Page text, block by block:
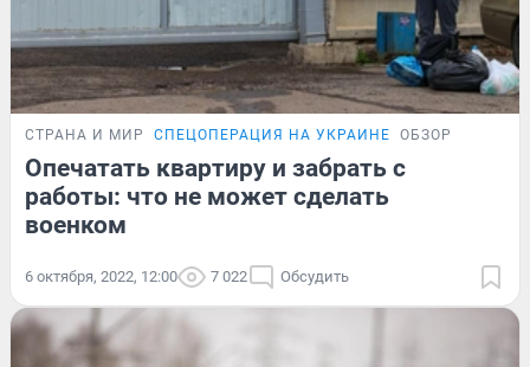
СТРАНА И МИР СПЕЦОПЕРАЦИЯ НА УКРАИНЕ ОБЗОР
Опечатать квартиру и забрать с
работы: что не может сделать
военком
6 октября, 2022, 12:00 7 022 Обсудить